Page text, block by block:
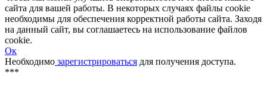
Этот веб-сайт использует файлы cookie для обеспечения
удобного и персонализированного просмотра. Файлы cookie
хранят полезную информацию на вашем компьютере для того,
чтобы мы могли улучшить оперативность и точность нашего
сайта для вашей работы. В некоторых случаях файлы cookie
необходимы для обеспечения корректной работы сайта. Заходя
на данный сайт, вы соглашаетесь на использование файлов